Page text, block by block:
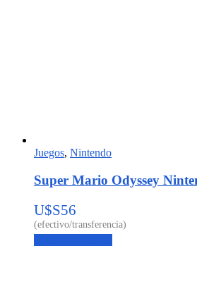
Juegos, Nintendo
Super Mario Odyssey
U$S56